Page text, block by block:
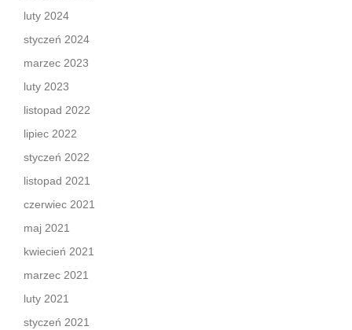
luty 2024
styczeń 2024
marzec 2023
luty 2023
listopad 2022
lipiec 2022
styczeń 2022
listopad 2021
czerwiec 2021
maj 2021
kwiecień 2021
marzec 2021
luty 2021
styczeń 2021